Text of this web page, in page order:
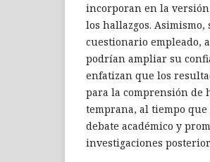
incorporan en la
los hallazgos.
cuestionario empleado,
podrían ampliar su
enfatizan que los
para la comprensión de
temprana, al tiempo
debate académico y
investigaciones